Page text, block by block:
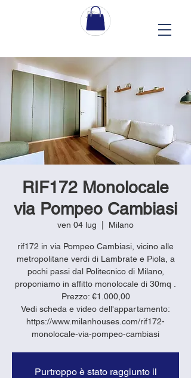
RIF172 Monolocale
via Pompeo Cambiasi
ven 04 lug Milano
rif172 in via Pompeo Cambiasi, vicino alle
metropolitane verdi di Lambrate e Piola, a
pochi passi dal Politecnico di Milano,
proponiamo in affitto monolocale di 30mq .
Prezzo: €1.000,00
Vedi scheda e video dell'appartamento:
https://www.milanhouses.com/rif172-
monolocale-via-pompeo-cambiasi
Purtroppo è stato raggiunto il